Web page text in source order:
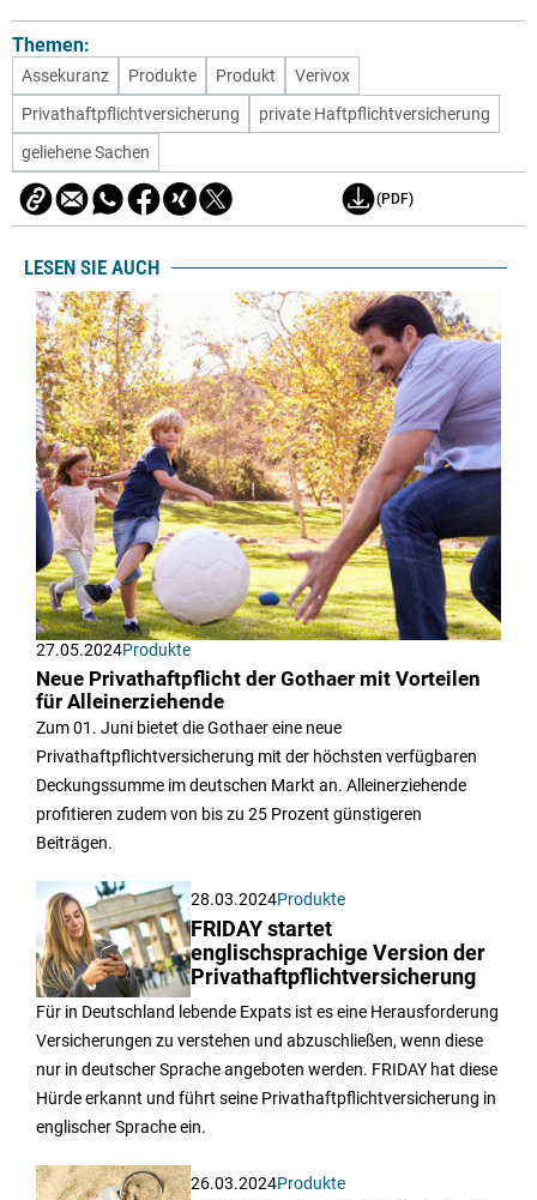
Themen:
Assekuranz Produkte Produkt
Verivox
Privathaftpflichtversicherung
private Haftpflichtversicherung
geliehene Sachen
(PDF)
LESEN SIE AUCH
27.05.2024Produkte
Neue Privathaftpflicht der Gothaer mit Vorteilen
für Alleinerziehende
Zum 01. Juni bietet die Gothaer eine neue
Privathaftpflichtversicherung mit der höchsten verfügbaren
Deckungssumme im deutschen Markt an. Alleinerziehende
profitieren zudem von bis zu 25 Prozent günstigeren
Beiträgen.
28.03.2024Produkte
FRIDAY startet
englischsprachige Version der
Privathaftpflichtversicherung
Für in Deutschland lebende Expats ist es eine Herausforderung
Versicherungen zu verstehen und abzuschließen, wenn diese
nur in deutscher Sprache angeboten werden. FRIDAY hat diese
Hürde erkannt und führt seine Privathaftpflichtversicherung in
englischer Sprache ein.
26.03.2024Produkte